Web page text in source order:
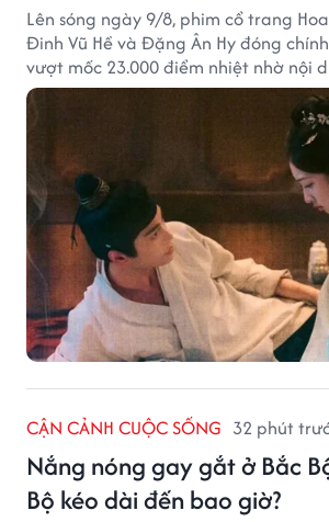
Lên sóng ngày 9/8, phim cổ trang
Đinh Vũ Hề và Đặng Ân Hy đóng
vượt mốc 23.000 điểm nhiệt nhờ nội
cuốn hút.
CẬN CẢNH CUỘC SỐNG 32 phút
Nắng nóng gay gắt ở Bắc
Bộ kéo dài đến bao giờ?